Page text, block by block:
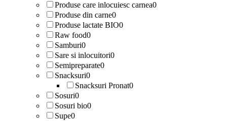
Produse care inlocuiesc carnea0
Produse din carne0
Produse lactate BIO0
Raw food0
Samburi0
Sare si inlocuitori0
Semipreparate0
Snacksuri0
Snacksuri Pronat0
Sosuri0
Sosuri bio0
Supe0